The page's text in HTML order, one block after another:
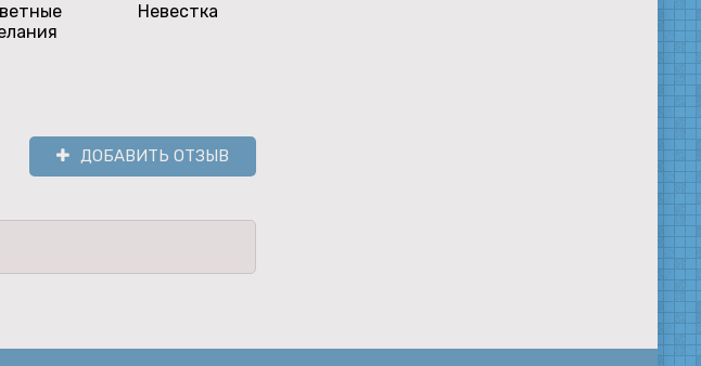
Невестка
Каренджит
Каур:
история
Леоне
ДОБАВИТЬ ОТЗЫВ